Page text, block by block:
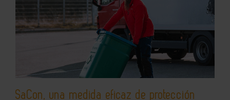
SaCon, una medida eficaz de protección